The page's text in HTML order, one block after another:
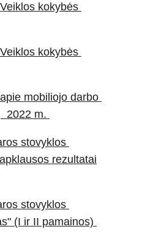
mobiliojo darbo
2022 m.
stovyklos
apklausos rezultatai
stovyklos
(I ir II pamainos)
kokybės
kokybės